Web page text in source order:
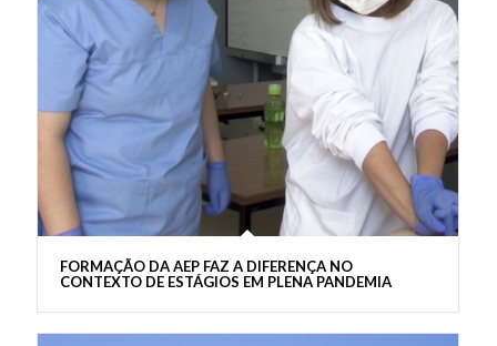
FORMAÇÃO DA AEP FAZ A DIFERENÇA NO
CONTEXTO DE ESTÁGIOS EM PLENA PANDEMIA